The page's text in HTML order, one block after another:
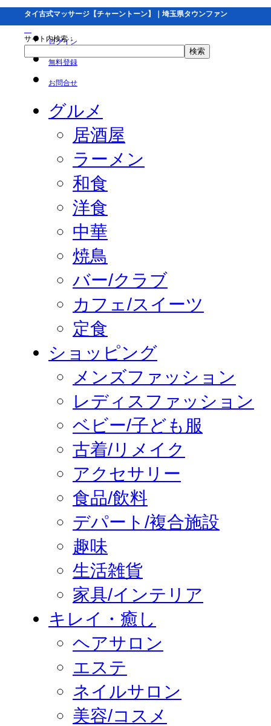
タイ古式マッサージ【チャーントーン】｜埼玉県タウンファン
ログイン
無料登録
お問合せ
サイト内検索：
グルメ
居酒屋
ラーメン
和食
洋食
中華
焼鳥
バー/クラブ
カフェ/スイーツ
定食
ショッピング
メンズファッション
レディスファッション
ベビー/子ども服
古着/リメイク
アクセサリー
食品/飲料
デパート/複合施設
趣味
生活雑貨
家具/インテリア
キレイ・癒し
ヘアサロン
エステ
ネイルサロン
美容/コスメ